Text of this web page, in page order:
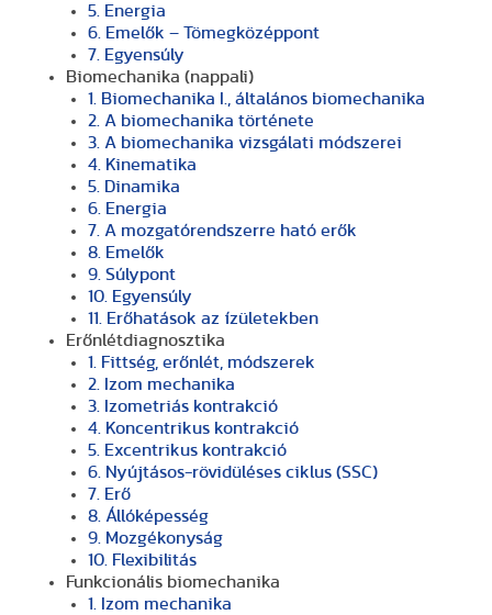
5. Energia
6. Emelők – Tömegközéppont
7. Egyensúly
Biomechanika (nappali)
1. Biomechanika I., általános biomechanika
2. A biomechanika története
3. A biomechanika vizsgálati módszerei
4. Kinematika
5. Dinamika
6. Energia
7. A mozgatórendszerre ható erők
8. Emelők
9. Súlypont
10. Egyensúly
11. Erőhatások az ízületekben
Erőnlétdiagnosztika
1. Fittség, erőnlét, módszerek
2. Izom mechanika
3. Izometriás kontrakció
4. Koncentrikus kontrakció
5. Excentrikus kontrakció
6. Nyújtásos-rövidüléses ciklus (SSC)
7. Erő
8. Állóképesség
9. Mozgékonyság
10. Flexibilitás
Funkcionális biomechanika
1. Izom mechanika